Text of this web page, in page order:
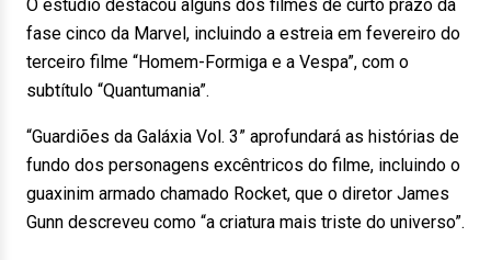
O estúdio destacou alguns dos filmes de curto prazo da
fase cinco da Marvel, incluindo a estreia em fevereiro do
terceiro filme “Homem-Formiga e a Vespa”, com o
subtítulo “Quantumania”.
“Guardiões da Galáxia Vol. 3” aprofundará as histórias de
fundo dos personagens excêntricos do filme, incluindo o
guaxinim armado chamado Rocket, que o diretor James
Gunn descreveu como “a criatura mais triste do universo”.